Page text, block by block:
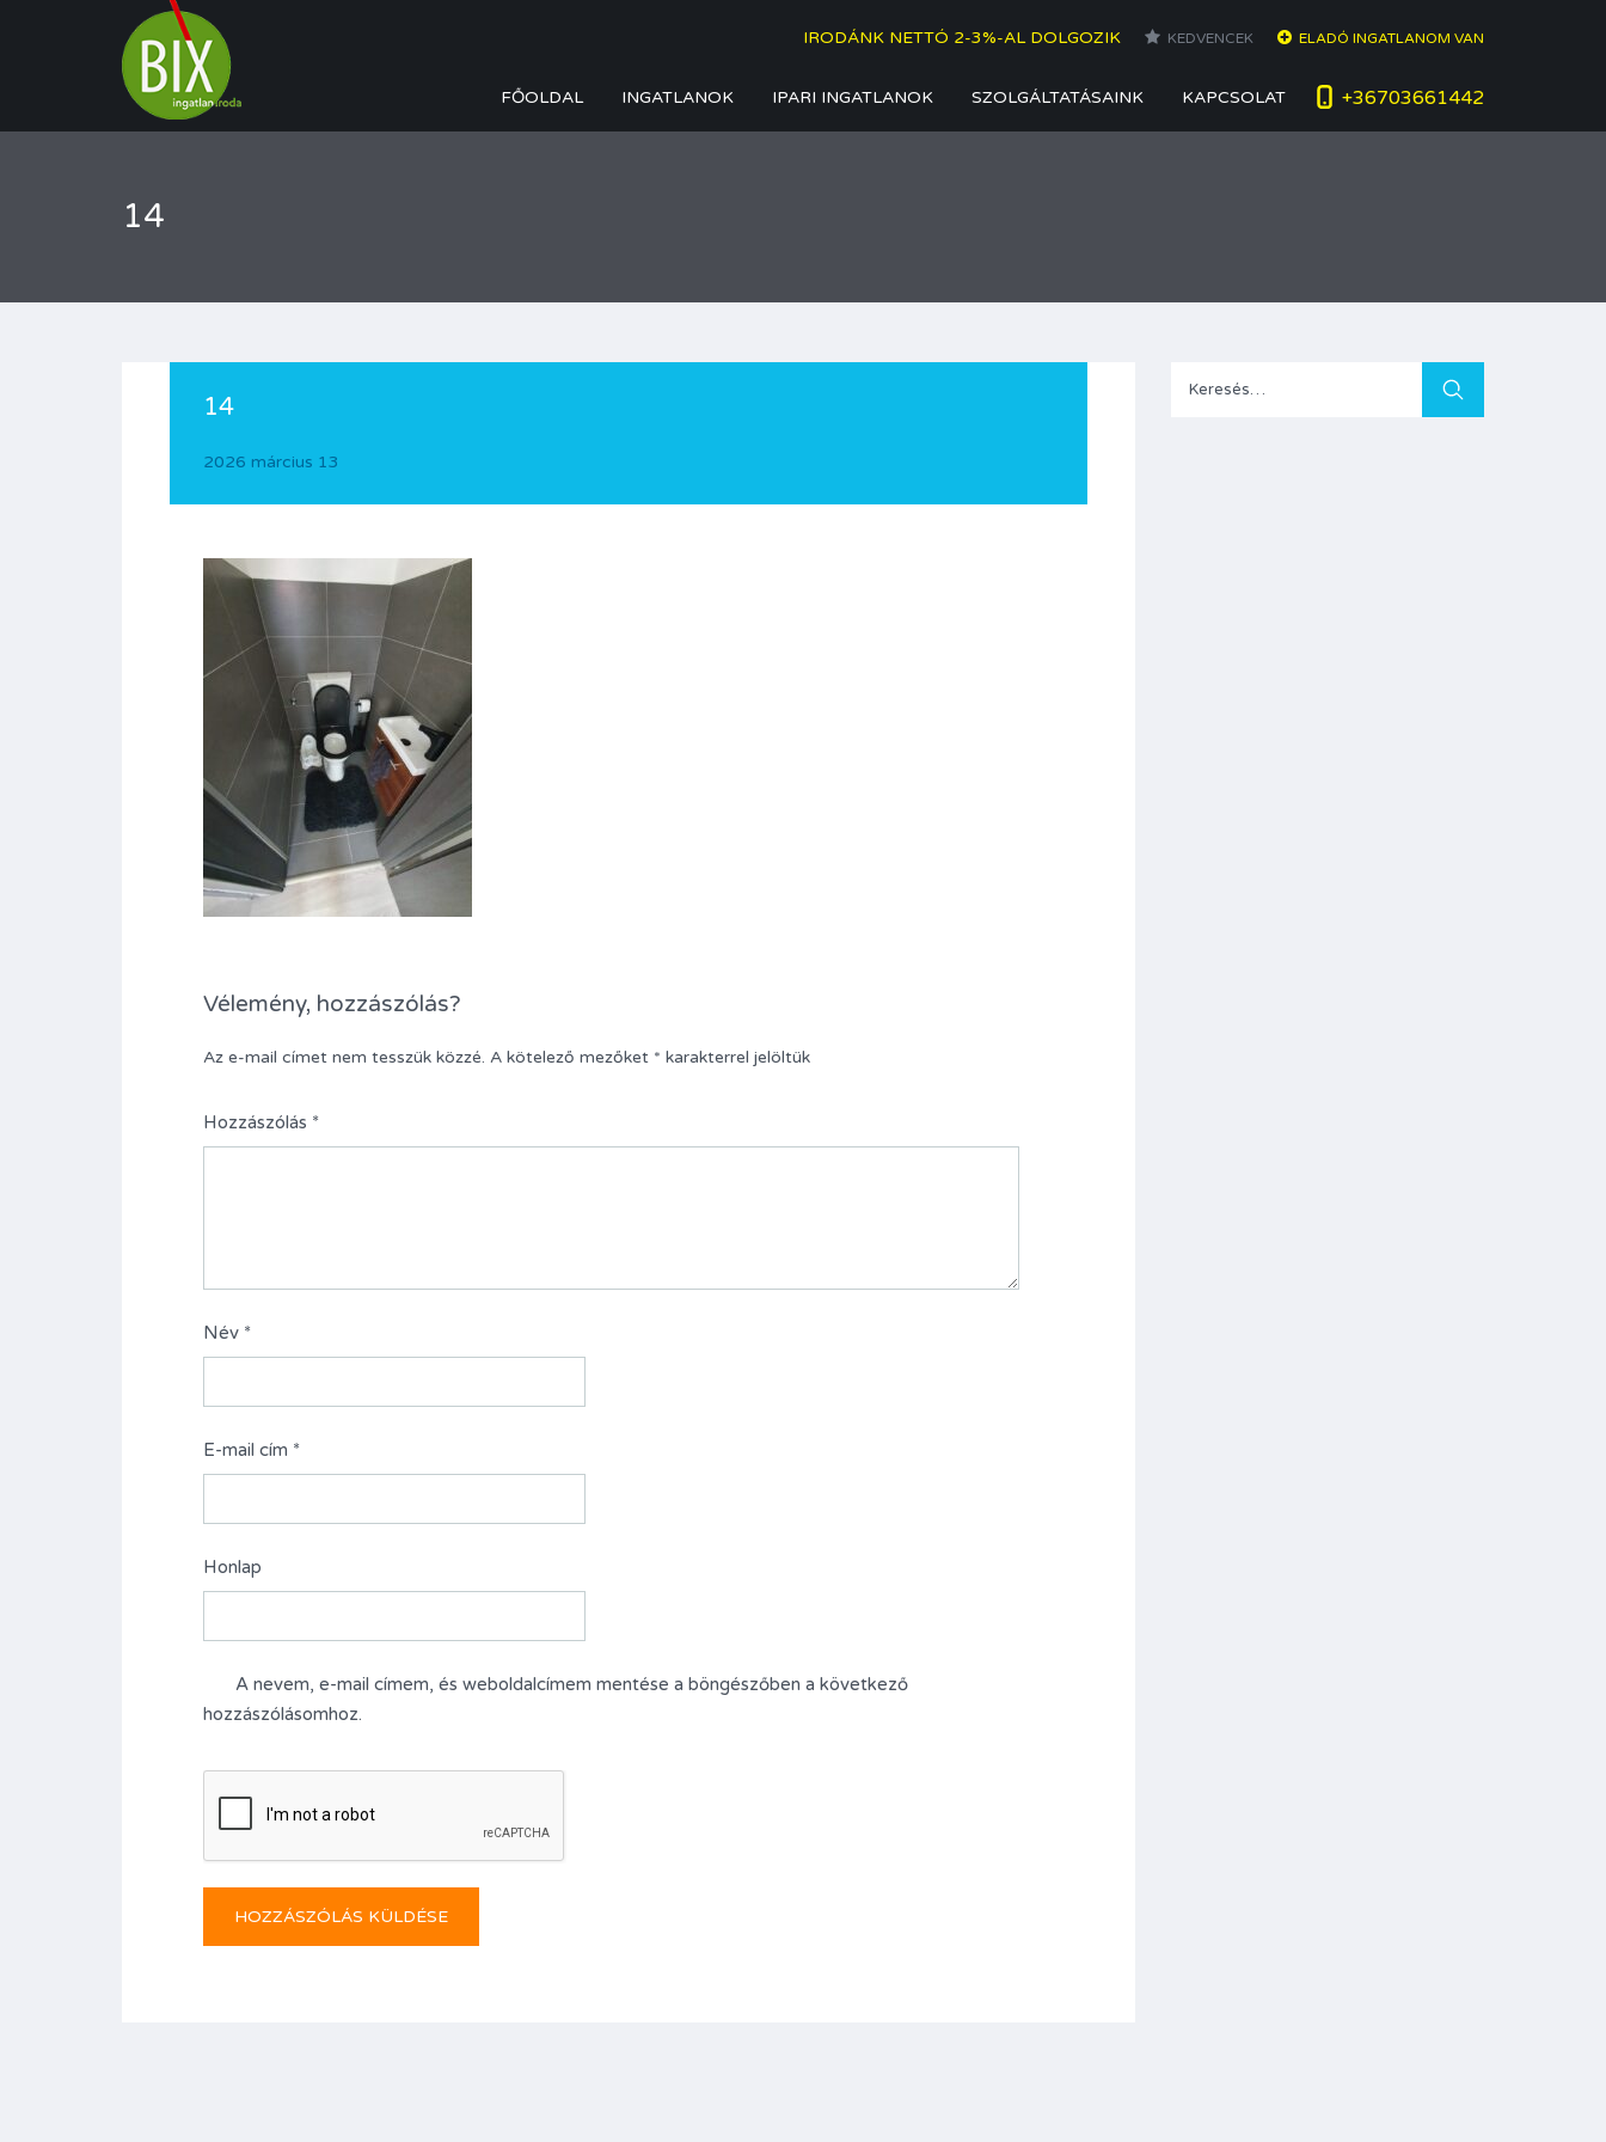
IRODÁNK NETTÓ 2-3%-AL DOLGOZIK KEDVENCEK ELADÓ INGATLANOM VAN
+36703661442
FŐOLDAL INGATLANOK IPARI INGATLANOK SZOLGÁLTATÁSAINK KAPCSOLAT
14
14
2026 március 13
Vélemény, hozzászólás?
Az e-mail címet nem tesszük közzé. A kötelező mezőket * karakterrel jelöltük
Hozzászólás *
Név *
E-mail cím *
Honlap
A nevem, e-mail címem, és weboldalcímem mentése a böngészőben a következő
hozzászólásomhoz.
Keresés: